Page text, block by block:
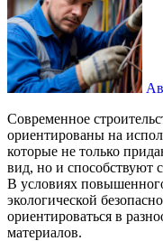
Современное строительство и ремонт всё больше
ориентированы на
которые не только
вид, но и способствуют
В условиях
экологической
ориентироваться в
материалов.